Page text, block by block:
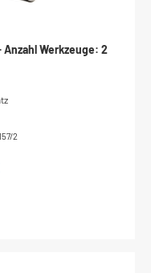
Anzahl Werkzeuge: 2
2